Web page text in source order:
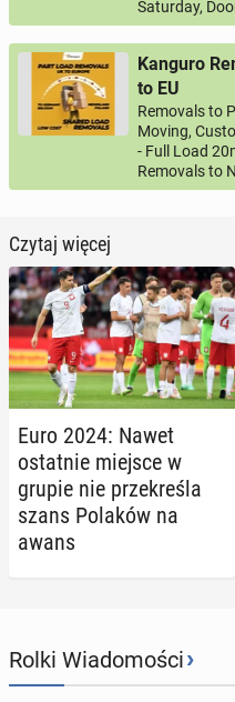
Saturday,
Kanguro
to EU
Removals to
Moving,
- Full Load
Removals to
Czytaj więcej
Euro 2024: Nawet
ostat­nie miejsce w
grupie nie prze­kre­śla
szans Polaków na
awans
Rolki Wiadomości›